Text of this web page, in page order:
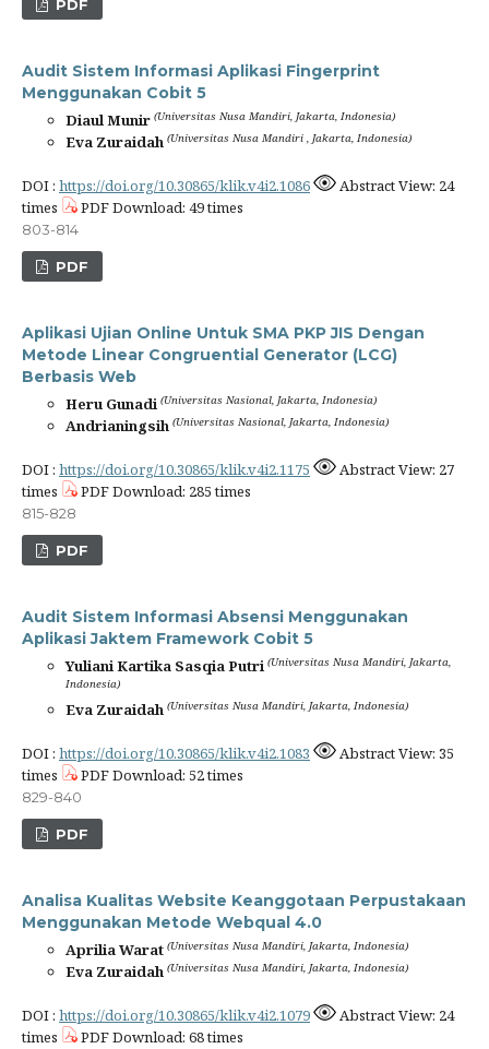
PDF
Audit Sistem Informasi Aplikasi Fingerprint
Menggunakan Cobit 5
Diaul Munir (Universitas Nusa Mandiri, Jakarta, Indonesia)
Eva Zuraidah (Universitas Nusa Mandiri , Jakarta, Indonesia)
DOI : https://doi.org/10.30865/klik.v4i2.1086
Abstract View: 24
times
PDF Download: 49 times
803-814
PDF
Aplikasi Ujian Online Untuk SMA PKP JIS Dengan
Metode Linear Congruential Generator (LCG)
Berbasis Web
Heru Gunadi (Universitas Nasional, Jakarta, Indonesia)
Andrianingsih (Universitas Nasional, Jakarta, Indonesia)
DOI : https://doi.org/10.30865/klik.v4i2.1175
Abstract View: 27
times
PDF Download: 285 times
815-828
PDF
Audit Sistem Informasi Absensi Menggunakan
Aplikasi Jaktem Framework Cobit 5
Yuliani Kartika Sasqia Putri (Universitas Nusa Mandiri, Jakarta,
Indonesia)
Eva Zuraidah (Universitas Nusa Mandiri, Jakarta, Indonesia)
DOI : https://doi.org/10.30865/klik.v4i2.1083
Abstract View: 35
times
PDF Download: 52 times
829-840
PDF
Analisa Kualitas Website Keanggotaan Perpustakaan
Menggunakan Metode Webqual 4.0
Aprilia Warat (Universitas Nusa Mandiri, Jakarta, Indonesia)
Eva Zuraidah (Universitas Nusa Mandiri, Jakarta, Indonesia)
DOI : https://doi.org/10.30865/klik.v4i2.1079
Abstract View: 24
times
PDF Download: 68 times